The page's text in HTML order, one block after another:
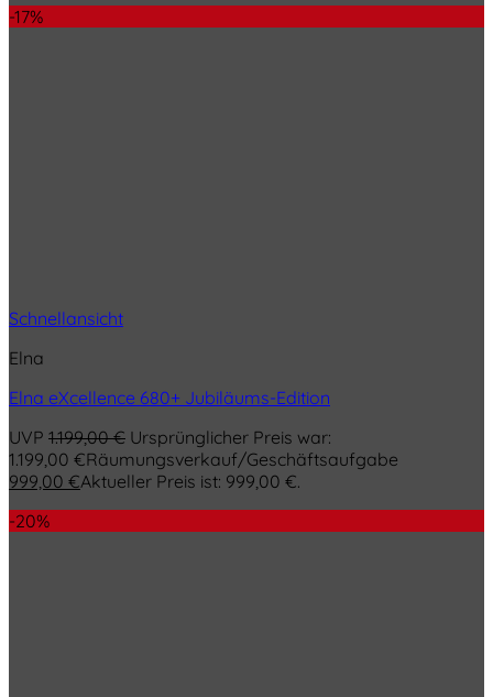
-17%
Schnellansicht
Elna
Elna eXcellence 680+ Jubiläums-Edition
UVP 1.199,00€ Ursprünglicher Preis war:
1.199,00 €Räumungsverkauf/Geschäftsaufgabe
999,00 €Aktueller Preis ist: 999,00 €.
-20%